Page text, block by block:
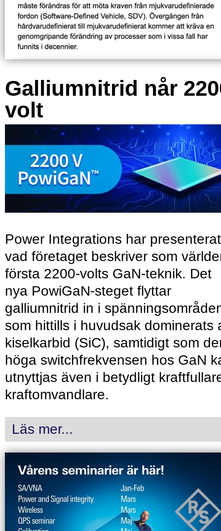
Galliumnitrid når
volt
Power Integrations har presenterat
vad företaget beskriver som
första 2200-volts GaN-teknik. Det
nya PowiGaN-steget flyttar
galliumnitrid in i
som hittills i huvudsak dominerats
kiselkarbid (SiC), samtidigt som
höga switchfrekvensen hos GaN
utnyttjas även i betydligt
kraftomvandlare.
Läs mer...